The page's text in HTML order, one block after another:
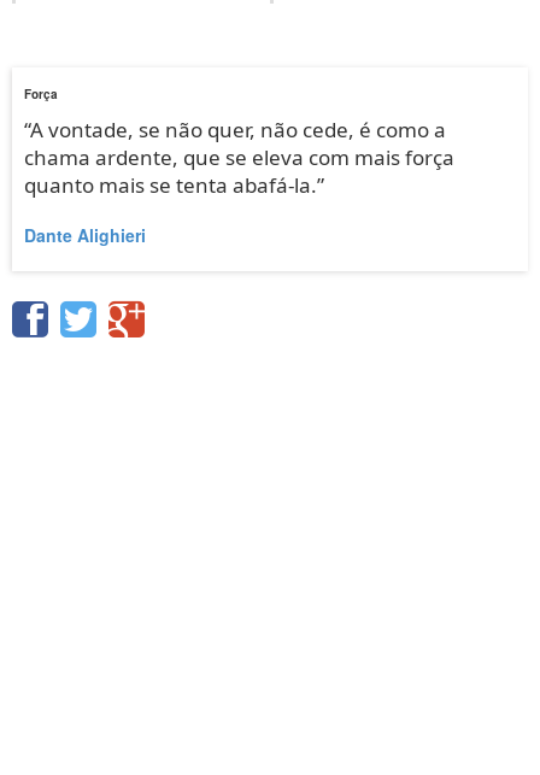
Força
“A vontade, se não quer, não cede, é como a
chama ardente, que se eleva com mais força
quanto mais se tenta abafá-la.”
Dante Alighieri